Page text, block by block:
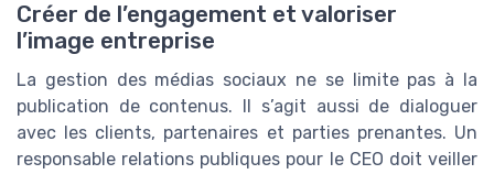
Créer de l’engagement et valoriser
l’image entreprise
La gestion des médias sociaux ne se limite pas à la
publication de contenus. Il s’agit aussi de dialoguer
avec les clients, partenaires et parties prenantes. Un
responsable relations publiques pour le CEO doit veiller